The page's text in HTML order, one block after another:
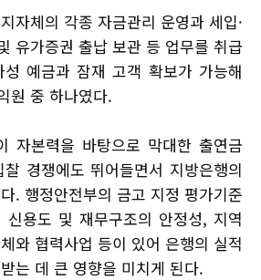
자체의 각종 자금관리 운영과 세입·
유가증권 출납 보관 등 업무를 취급
예금과 잠재 고객 확보가 가능해
원 중 하나였다.
자본력을 바탕으로 막대한 출연금
경쟁에도 뛰어들면서 지방은행의
. 행정안전부의 금고 지정 평가기준
신용도 및 재무구조의 안정성, 지역
와 협력사업 등이 있어 은행의 실적
는 데 큰 영향을 미치게 된다.